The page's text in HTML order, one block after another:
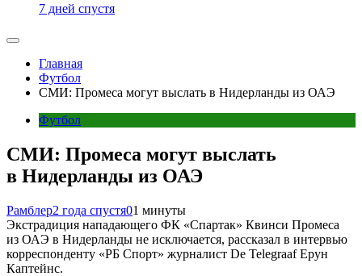
7 дней спустя
Главная
Футбол
СМИ: Промеса могут выслать в Нидерланды из ОАЭ
Футбол
СМИ: Промеса могут выслать
в Нидерланды из ОАЭ
Рамблер2 года спустя01 минуты
Экстрадиция нападающего ФК «Спартак» Квинси Промеса
из ОАЭ в Нидерланды не исключается, рассказал в интервью
корреспонденту «РБ Спорт» журналист De Telegraaf Ерун
Каптейнс.